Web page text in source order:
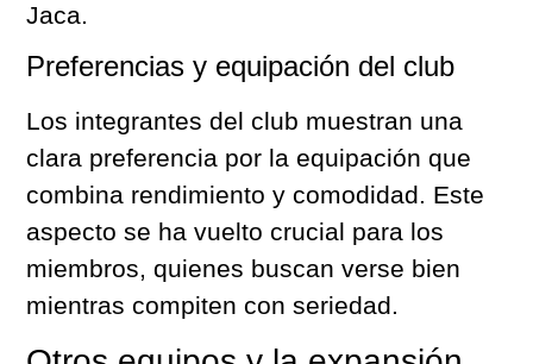
Jaca.
Preferencias y equipación del club
Los integrantes del club muestran una
clara preferencia por la equipación que
combina rendimiento y comodidad. Este
aspecto se ha vuelto crucial para los
miembros, quienes buscan verse bien
mientras compiten con seriedad.